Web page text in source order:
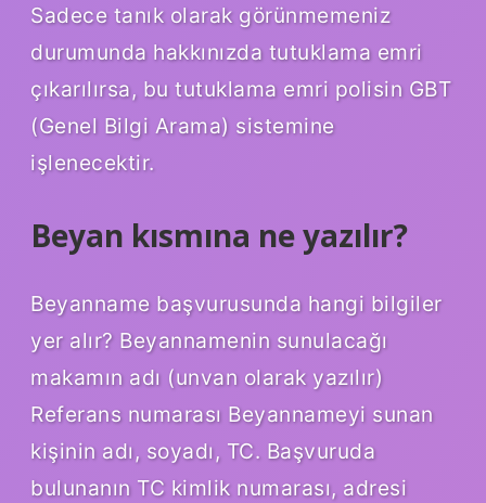
Sadece tanık olarak görünmemeniz
durumunda hakkınızda tutuklama emri
çıkarılırsa, bu tutuklama emri polisin GBT
(Genel Bilgi Arama) sistemine
işlenecektir.
Beyan kısmına ne yazılır?
Beyanname başvurusunda hangi bilgiler
yer alır? Beyannamenin sunulacağı
makamın adı (unvan olarak yazılır)
Referans numarası Beyannameyi sunan
kişinin adı, soyadı, TC. Başvuruda
bulunanın TC kimlik numarası, adresi